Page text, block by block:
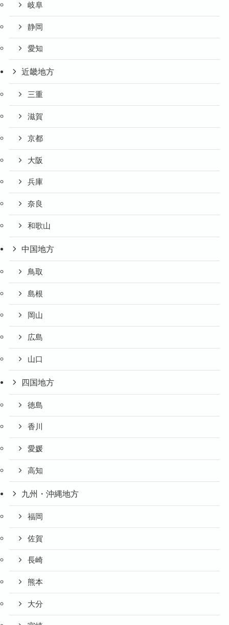
岐阜
静岡
愛知
近畿地方
三重
滋賀
京都
大阪
兵庫
奈良
和歌山
中国地方
鳥取
島根
岡山
広島
山口
四国地方
徳島
香川
愛媛
高知
九州・沖縄地方
福岡
佐賀
長崎
熊本
大分